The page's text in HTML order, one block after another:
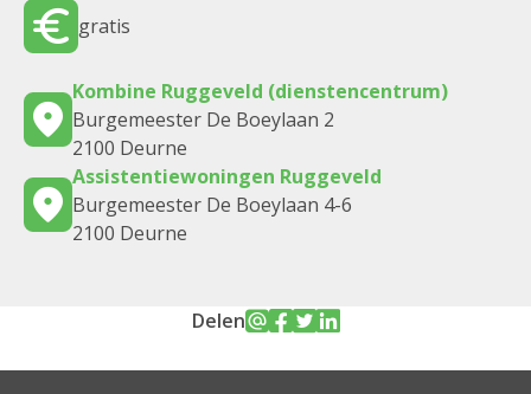
gratis
Kombine Ruggeveld (dienstencentrum)
Burgemeester De Boeylaan 2
2100 Deurne
Assistentiewoningen Ruggeveld
Burgemeester De Boeylaan 4-6
2100 Deurne
Delen